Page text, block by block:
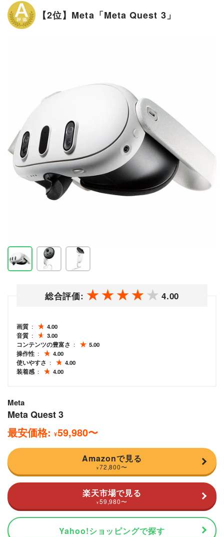
【2位】Meta「Meta Quest 3」
総合評価: 4.00
画質
4.00
音質
3.00
コンテンツの豊富さ
5.00
操作性
4.00
使いやすさ
4.00
装着感
4.00
Meta
Meta Quest 3
最安価格: ¥59,980〜
Amazonで見る
¥ 72,800〜
楽天市場で見る
¥ 59,980〜
Yahoo!ショッピングで探す